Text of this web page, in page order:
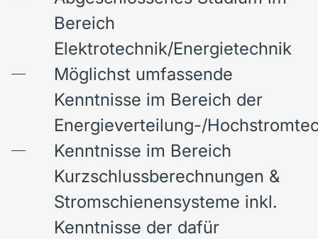
Bereich
Elektrotechnik/Energietechnik
Möglichst umfassende
Kenntnisse im Bereich der
Energieverteilung-/
Kenntnisse im Bereich
Kurzschlussberechnungen &
Stromschienensysteme inkl.
Kenntnisse der dafür